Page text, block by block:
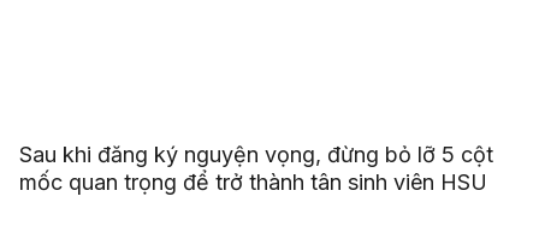
Sau khi đăng ký nguyện vọng, đừng bỏ lỡ 5 cột
mốc quan trọng để trở thành tân sinh viên HSU